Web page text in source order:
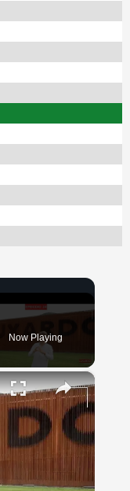
Now Playing
×